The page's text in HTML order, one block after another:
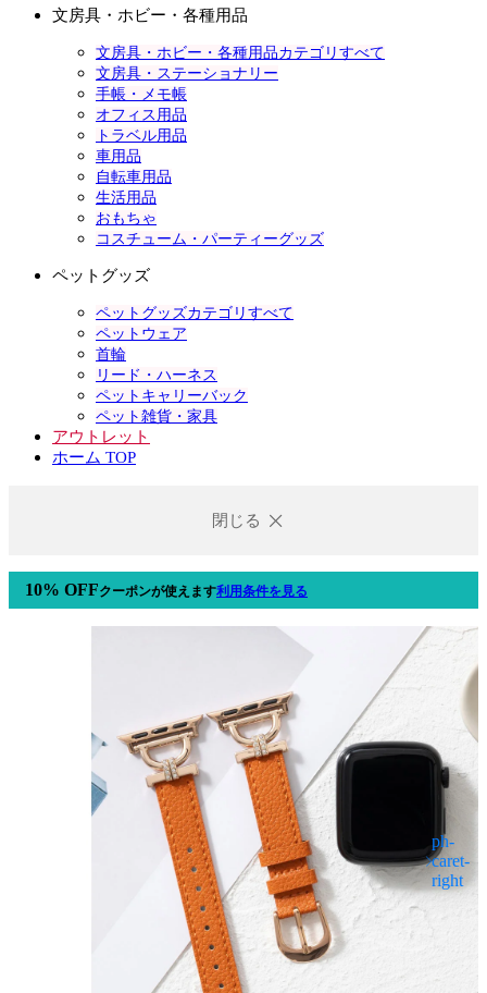
文房具・ホビー・各種用品
文房具・ホビー・各種用品カテゴリすべて
文房具・ステーショナリー
手帳・メモ帳
オフィス用品
トラベル用品
車用品
自転車用品
生活用品
おもちゃ
コスチューム・パーティーグッズ
ペットグッズ
ペットグッズカテゴリすべて
ペットウェア
首輪
リード・ハーネス
ペットキャリーバック
ペット雑貨・家具
アウトレット
ホーム TOP
閉じる
10% OFFクーポンが使えます利用条件を見る